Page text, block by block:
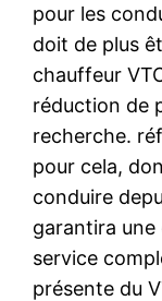
pour les
doit de plus
chauffeur
réduction de
recherche.
pour cela,
conduire
garantira une
service
présente du